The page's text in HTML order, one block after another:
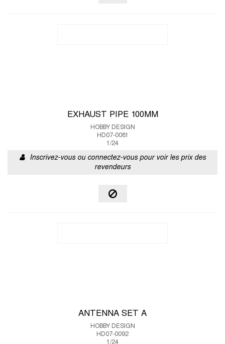
EXHAUST PIPE 100MM
HOBBY DESIGN
HD07-0081
1/24
Inscrivez-vous ou connectez-vous pour voir les prix des
revendeurs
ANTENNA SET A
HOBBY DESIGN
HD07-0092
1/24